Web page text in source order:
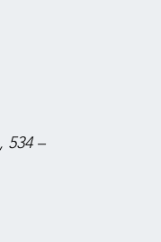
534 –